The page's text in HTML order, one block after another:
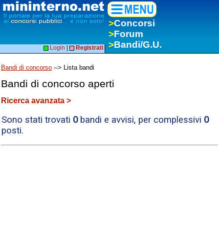
>Concorsi
>Forum
>Bandi/G.U.
Login Registrati
Bandi di concorso --> Lista bandi
Bandi di concorso aperti
Ricerca avanzata >
Sono stati trovati 0bandi e avvisi, per complessivi 0
posti.